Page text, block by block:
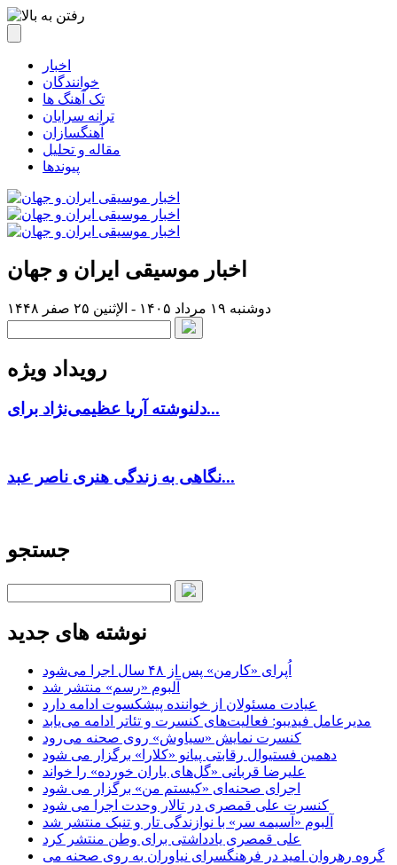
اخبار
خوانندگان
تک آهنگ ها
ترانه سرایان
آهنگسازان
مقاله و تحلیل
پیوندها
اخبار موسیقی ایران و جهان
دوشنبه ۱۹ مرداد ۱۴۰۵ - الإثنين ۲۵ صفر ۱۴۴۸
رویداد ویژه
دلنوشته آریا عظیمی‌نژاد برای...
نگاهی به زندگی هنری ناصر عبد...
جستجو
نوشته های جدید
اُپرای «کارمن» پس از ۴۸ سال اجرا می‌شود
آلبوم «رسم» منتشر شد
عیادت مسئولان از خواننده پیشکسوت ادامه دارد
مدیرعامل فیدیبو: فعالیت‌های کنسرت و تئاتر ادامه می‌یابد
کنسرت‌ نمایش «سیاوش» روی صحنه می‌رود
دهمین فستیوال رقابتی پیانو «کلارا» برگزار می شود
علیرضا قربانی «گل‌های باران خورده» را خواند
اجرای صحنه‌ای «کیستم من» برگزار می شود
کنسرت علی قمصری در تالار وحدت اجرا می شود
آلبوم «آسیمه سر» با نوازندگی تار و تنبک منتشر شد
علی قمصری یادداشتی برای وطن منتشر کرد
گروه رهروان امید در فرهنگسرای نیاوران به روی صحنه می